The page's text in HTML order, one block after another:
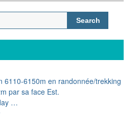
Search
for:
6110-6150m en randonnée/trekking
par sa face Est.
…